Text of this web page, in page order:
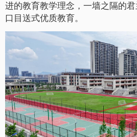
进的教育教学理念，一墙之隔的
口目送式优质教育。